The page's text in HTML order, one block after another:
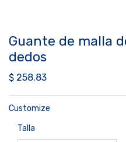
Guante de malla
dedos
$ 258.83
Customize
Talla